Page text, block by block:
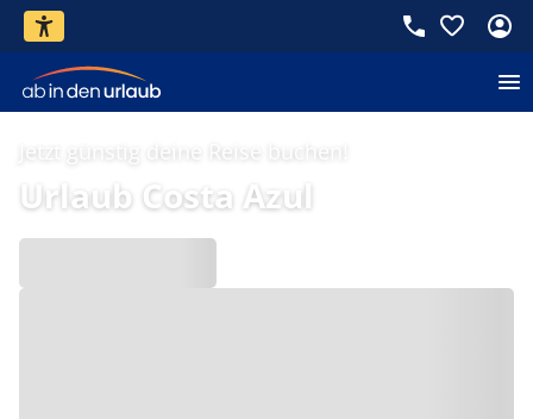
Jetzt günstig deine Reise buchen!
Urlaub Costa Azul